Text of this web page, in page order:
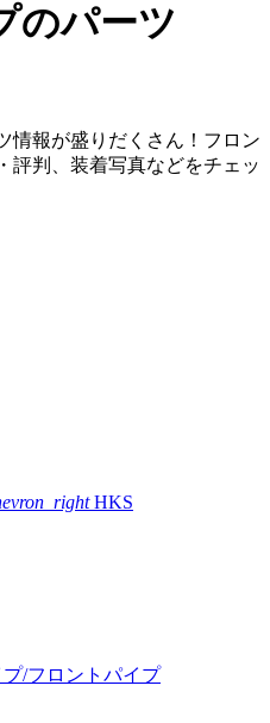
のパーツ
情報が盛りだくさん！フロン
評判、装着写真などをチェッ
HKS
/フロントパイプ